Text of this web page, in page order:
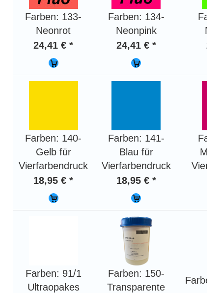
Farben: 133-
Neonrot
24,41 € *
Farben: 134-
Neonpink
24,41 € *
Farben: 140-
Gelb für
Vierfarbendruck
18,95 € *
Farben: 141-
Blau für
Vierfarbendruck
18,95 € *
Farben: 91/1
Ultraopakes
Farben: 150-
Transparente